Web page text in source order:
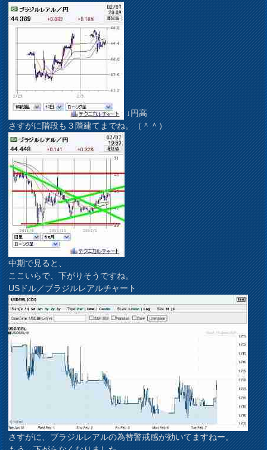
↓円高
さすがに階段も３階建てまでね。（＾＾）
中期で見ると、
ここいらで、下がりそうですね。
USドル／ブラジルレアルチャート
さすがに、ブラジルレアルの為替警戒感が効いてますねー。